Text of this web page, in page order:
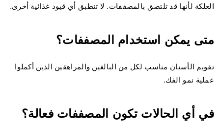
العلكة لأنها قد تلتصق بالمصففات. لا تنطبق أي قيود غذائية أخرى.
متى يمكن استخدام المصففات؟
تقويم الأسنان مناسب لكل من البالغين والمراهقين الذين أكملوا
عملية نمو الفك.
في أي الحالات تكون المصففات فعالة؟